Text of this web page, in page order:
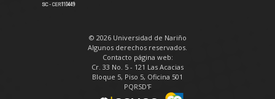
© 2026 Universidad de Nariño
Algunos derechos reservados.
Contacto página web:
Cr. 33 No. 5 - 121 Las Acacias
Bloque 5, Piso 5, Oficina 501
PQRSD'F